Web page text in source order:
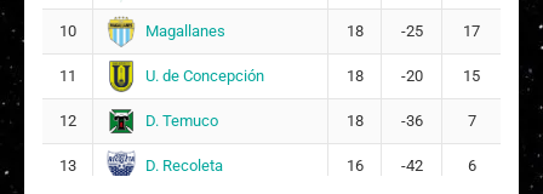
DT: Claudio Quintiliani
10 Magallanes 18 -25 17
11 U. de Concepción 18 -20 15
12 D. Temuco 18 -36 7
13 D. Recoleta 16 -42 6